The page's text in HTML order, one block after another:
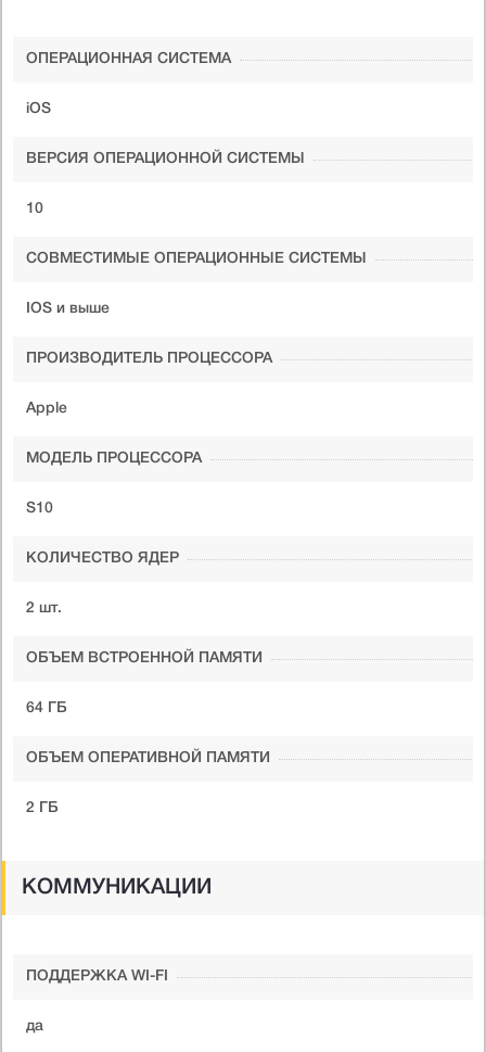
ОПЕРАЦИОННАЯ СИСТЕМА
iOS
ВЕРСИЯ ОПЕРАЦИОННОЙ СИСТЕМЫ
10
СОВМЕСТИМЫЕ ОПЕРАЦИОННЫЕ СИСТЕМЫ
IOS и выше
ПРОИЗВОДИТЕЛЬ ПРОЦЕССОРА
Apple
МОДЕЛЬ ПРОЦЕССОРА
S10
КОЛИЧЕСТВО ЯДЕР
2 шт.
ОБЪЕМ ВСТРОЕННОЙ ПАМЯТИ
64 ГБ
ОБЪЕМ ОПЕРАТИВНОЙ ПАМЯТИ
2 ГБ
КОММУНИКАЦИИ
ПОДДЕРЖКА WI-FI
да